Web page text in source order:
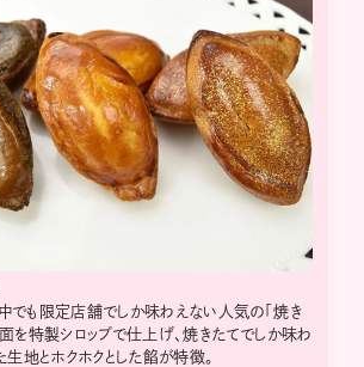
でも限定店舗でしか味わえない人気の「焼き
面を特製シロップで仕上げ、焼きたてでしか味わ
生地とホクホクとした餡が特徴。